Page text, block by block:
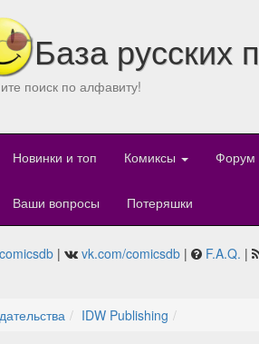
База русских
поиск по алфавиту!
Новинки и топ Комиксы Форум
Ваши вопросы Потеряшки
| vk.com/comicsdb | F.A.Q. |
IDW Publishing